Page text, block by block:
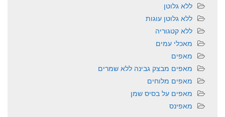
ללא גלוטן
ללא גלוטן עוגות
ללא קטגוריה
מאכלי עמים
מאפים
מאפים מבצק גבינה ללא שמרים
מאפים מלוחים
מאפים על בסיס שמן
מאפינס